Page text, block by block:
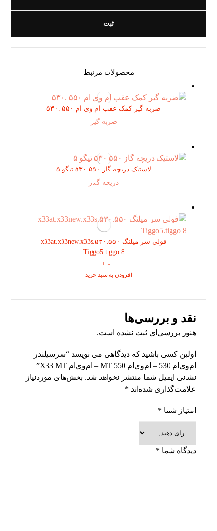
محصولات مرتبط
ضربه گیر کمک عقب ام وی ام ۵۵٠ .۵٣٠
ضربه گیر
افزودن به سبد خرید
لاستیک دریچه گاز ۵٣٠.۵۵٠.تیگو ۵
دریچه گاز
افزودن به سبد خرید
فولی سر میلنگ ۵٣٠.۵۵٠.x33at.x33new.x33s
Tiggo5.tiggo 8
فولی
افزودن به سبد خرید
نقد و بررسی‌ها
هنوز بررسی‌ای ثبت نشده است.
اولین کسی باشید که دیدگاهی می نویسد “سرسیلندر
ام‌وی‌ام 530 – ام‌وی‌ام 550 MT – ام‌وی‌ام X33 MT”
نشانی ایمیل شما منتشر نخواهد شد. بخش‌های موردنیاز
علامت‌گذاری شده‌اند *
امتیاز شما *
دیدگاه شما *